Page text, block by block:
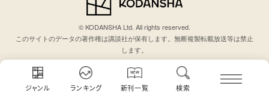
ジャンル ランキング 新刊一覧 検索
© KODANSHA Ltd. All rights reserved.
このサイトのデータの著作権は講談社が保有します。無断複製転載放送等は禁止
します。